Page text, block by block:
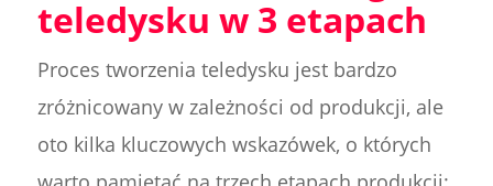
teledysku w 3 etapach
Proces tworzenia teledysku jest bardzo
zróżnicowany w zależności od produkcji, ale
oto kilka kluczowych wskazówek, o których